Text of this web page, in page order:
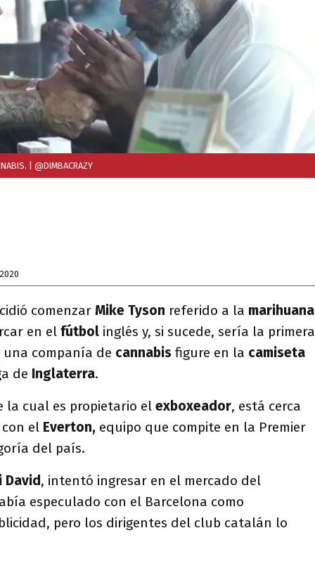
| @DIMBACRAZY
comenzar Mike Tyson referido a la marihuana
en el fútbol inglés y, si sucede, sería la primera
companía de cannabis figure en la camiseta
de Inglaterra.
la cual es propietario el exboxeador, está cerca
el Everton, equipo que compite en la Premier
del país.
David, intentó ingresar en el mercado del
especulado con el Barcelona como
pero los dirigentes del club catalán lo